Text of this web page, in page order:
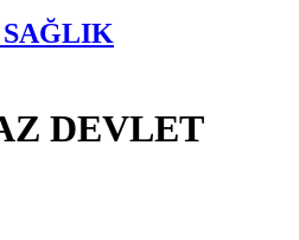
DEVLET